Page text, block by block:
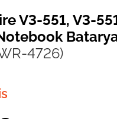
V3-551, V3-
4726)